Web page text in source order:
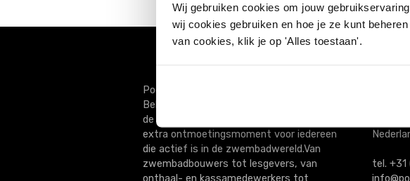
Wij gebruiken cookies om jouw
wij cookies gebruiken en hoe je ze kunt
van cookies, klik je op 'Alles toestaan'.
PoolXpo (voorheen ZwembadBranche Dag
België) is de enige vakbeurs voor én door
de Belgische zwemsector. Het is een
extra ontmoetingsmoment voor iedereen
die actief is in de zwembadwereld.Van
zwembadbouwers tot lesgevers, van
tel.